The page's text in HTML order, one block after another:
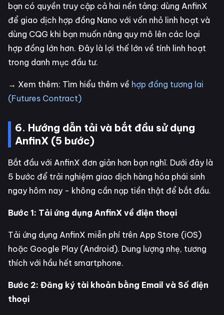
bạn có quyền truy cập cả hai nền tảng: dùng AnfinX
để giao dịch hợp đồng Nano với vốn nhỏ linh hoạt và
dùng CQG khi bạn muốn nâng quy mô lên các loại
hợp đồng lớn hơn. Đây là lợi thế lớn về tính linh hoạt
trong danh mục đầu tư.
→ Xem thêm: Tìm hiểu thêm về hợp đồng tương lai
(Futures Contract)
6. Hướng dẫn tải và bắt đầu sử dụng
AnfinX (5 bước)
Bắt đầu với AnfinX đơn giản hơn bạn nghĩ. Dưới đây là
5 bước để trải nghiệm giao dịch hàng hóa phái sinh
ngay hôm nay - không cần nạp tiền thật để bắt đầu.
Bước 1: Tải ứng dụng AnfinX về điện thoại
Tải ứng dụng AnfinX miễn phí trên App Store (iOS)
hoặc Google Play (Android). Dung lượng nhẹ, tương
thích với hầu hết smartphone.
Bước 2: Đăng ký tài khoản bằng Email và Số điện
thoại